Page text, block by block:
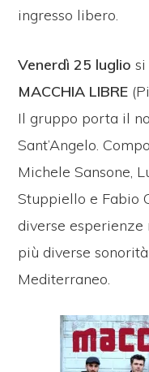
ingresso libero.
Venerdì 25 luglio
MACCHIA LIBRE
Il gruppo porta il
Sant’Angelo.
Michele Sansone,
Stuppiello e Fabio
diverse
più diverse
Mediterraneo.